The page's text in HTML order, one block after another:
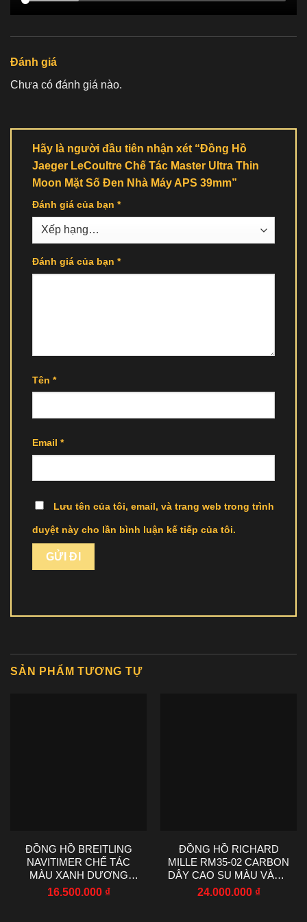
Đánh giá
Chưa có đánh giá nào.
Hãy là người đầu tiên nhận xét “Đồng Hồ
Jaeger LeCoultre Chế Tác Master Ultra Thin
Moon Mặt Số Đen Nhà Máy APS 39mm”
Đánh giá của bạn *
Đánh giá của bạn *
Tên *
Email *
Lưu tên của tôi, email, và trang web trong trình
duyệt này cho lần bình luận kế tiếp của tôi.
SẢN PHẨM TƯƠNG TỰ
ĐỒNG HỒ BREITLING
NAVITIMER CHẾ TÁC
MÀU XANH DƯƠNG
MÁY CƠ EF FACTORY
16.500.000 ₫
ĐỒNG HỒ RICHARD
MILLE RM35-02 CARBON
DÂY CAO SU MÀU VÀNG
R7 FACTORY 44.5X50MM
24.000.000 ₫